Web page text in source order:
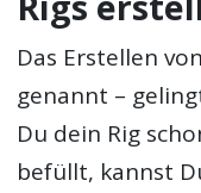
Das Erstellen
genannt –
Du dein Rig
befüllt, kannst